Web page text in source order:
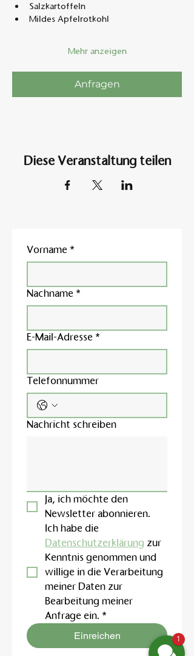
Salzkartoffeln
Mildes Apfelrotkohl
Mehr anzeigen
Anfragen
Diese Veranstaltung teilen
Vorname *
Nachname *
E-Mail-Adresse *
Telefonnummer
Nachricht schreiben
Ja, ich möchte den
Newsletter abonnieren.
Datenschutzerklärung zur
Kenntnis genommen und
willige in die Verarbeitung
meiner Daten zur
Bearbeitung meiner
Anfrage ein. *
Einreichen 1